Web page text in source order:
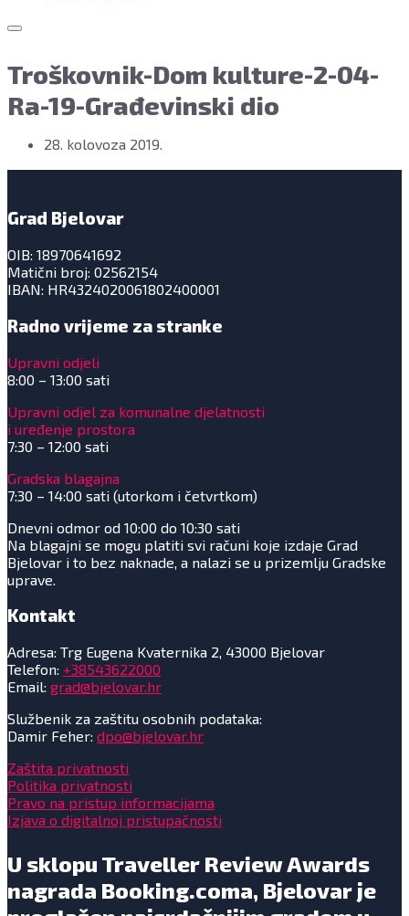
Troškovnik-Dom kulture-2-04-
Ra-19-Građevinski dio
28. kolovoza 2019.
Grad Bjelovar
OIB: 18970641692
Matični broj: 02562154
IBAN: HR4324020061802400001
Radno vrijeme za stranke
Upravni odjeli
8:00 – 13:00 sati
Upravni odjel za komunalne djelatnosti
i uređenje prostora
7:30 – 12:00 sati
Gradska blagajna
7:30 – 14:00 sati (utorkom i četvrtkom)
Dnevni odmor od 10:00 do 10:30 sati
Na blagajni se mogu platiti svi računi koje izdaje Grad
Bjelovar i to bez naknade, a nalazi se u prizemlju Gradske
uprave.
Kontakt
Adresa: Trg Eugena Kvaternika 2, 43000 Bjelovar
Telefon: +38543622000
Email: grad@bjelovar.hr
Službenik za zaštitu osobnih podataka:
Damir Feher: dpo@bjelovar.hr
Zaštita privatnosti
Politika privatnosti
Pravo na pristup informacijama
Izjava o digitalnoj pristupačnosti
U sklopu Traveller Review Awards
nagrada Booking.coma, Bjelovar je